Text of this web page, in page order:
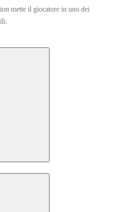
mette il giocatore in uno dei